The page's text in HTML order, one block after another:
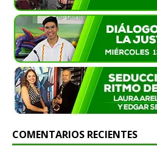
COMENTARIOS RECIENTES